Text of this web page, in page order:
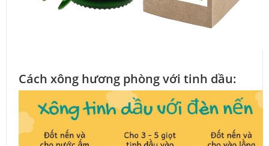
Cách xông hương phòng với tinh dầu: